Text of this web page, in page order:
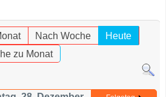
Nach Woche
Heute
zu Monat